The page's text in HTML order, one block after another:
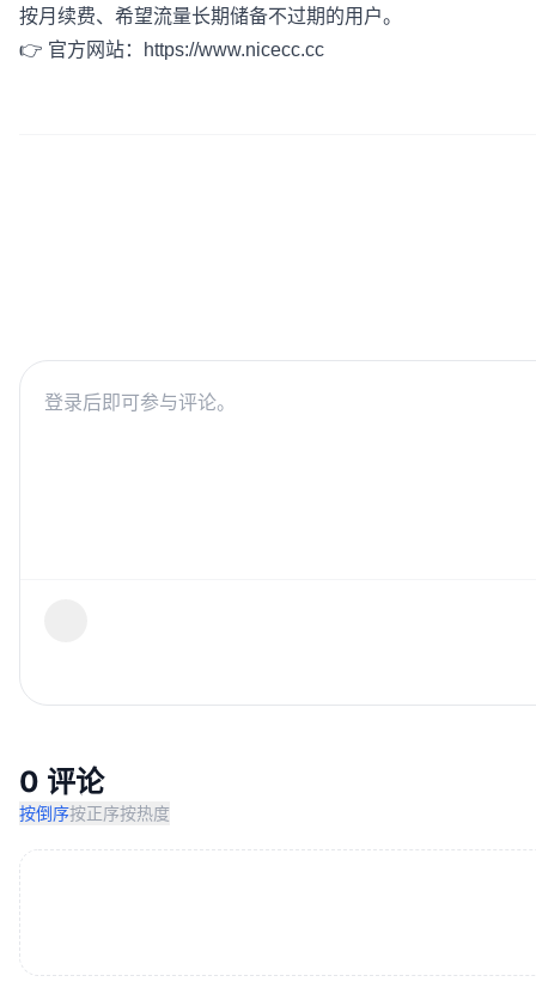
按月续费、希望流量长期储备不过期的用户。
👉 官方网站：
https://www.nicecc.cc
0 评论
按倒序按正序按热度